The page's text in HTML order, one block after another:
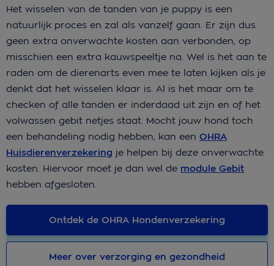
Het wisselen van de tanden van je puppy is een
natuurlijk proces en zal als vanzelf gaan. Er zijn dus
geen extra onverwachte kosten aan verbonden, op
misschien een extra kauwspeeltje na. Wel is het aan te
raden om de dierenarts even mee te laten kijken als je
denkt dat het wisselen klaar is. Al is het maar om te
checken of alle tanden er inderdaad uit zijn en of het
volwassen gebit netjes staat. Mocht jouw hond toch
een behandeling nodig hebben, kan een OHRA
Huisdierenverzekering je helpen bij deze onverwachte
kosten. Hiervoor moet je dan wel de module Gebit
hebben afgesloten.
Ontdek de OHRA Hondenverzekering
Meer over verzorging en gezondheid